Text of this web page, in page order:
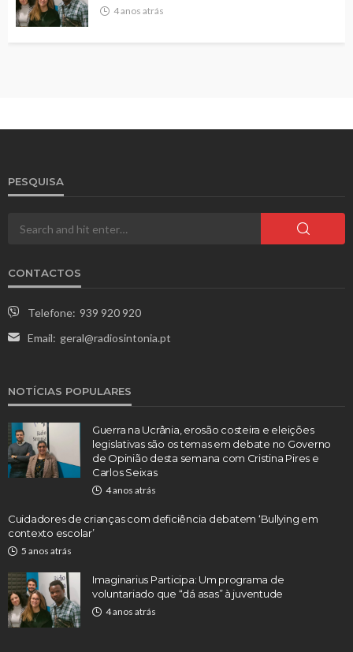
4 anos atrás
PESQUISA
CONTACTOS
Telefone: 939 920 920
Email: geral@radiosintonia.pt
NOTÍCIAS POPULARES
Guerra na Ucrânia, erosão costeira e eleições
legislativas são os temas em debate no Governo
de Opinião desta semana com Cristina Pires e
Carlos Seixas
4 anos atrás
Cuidadores de crianças com deficiência debatem ‘Bullying em
contexto escolar’
5 anos atrás
Imaginarius Participa: Um programa de
voluntariado que “dá asas” à juventude
4 anos atrás